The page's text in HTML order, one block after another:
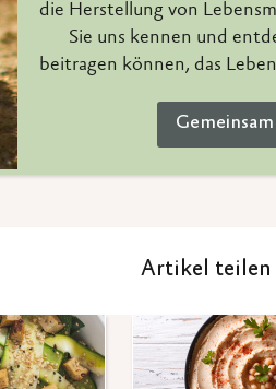
die Herstellung von
Sie uns kennen und
beitragen können, das
Artikel teilen